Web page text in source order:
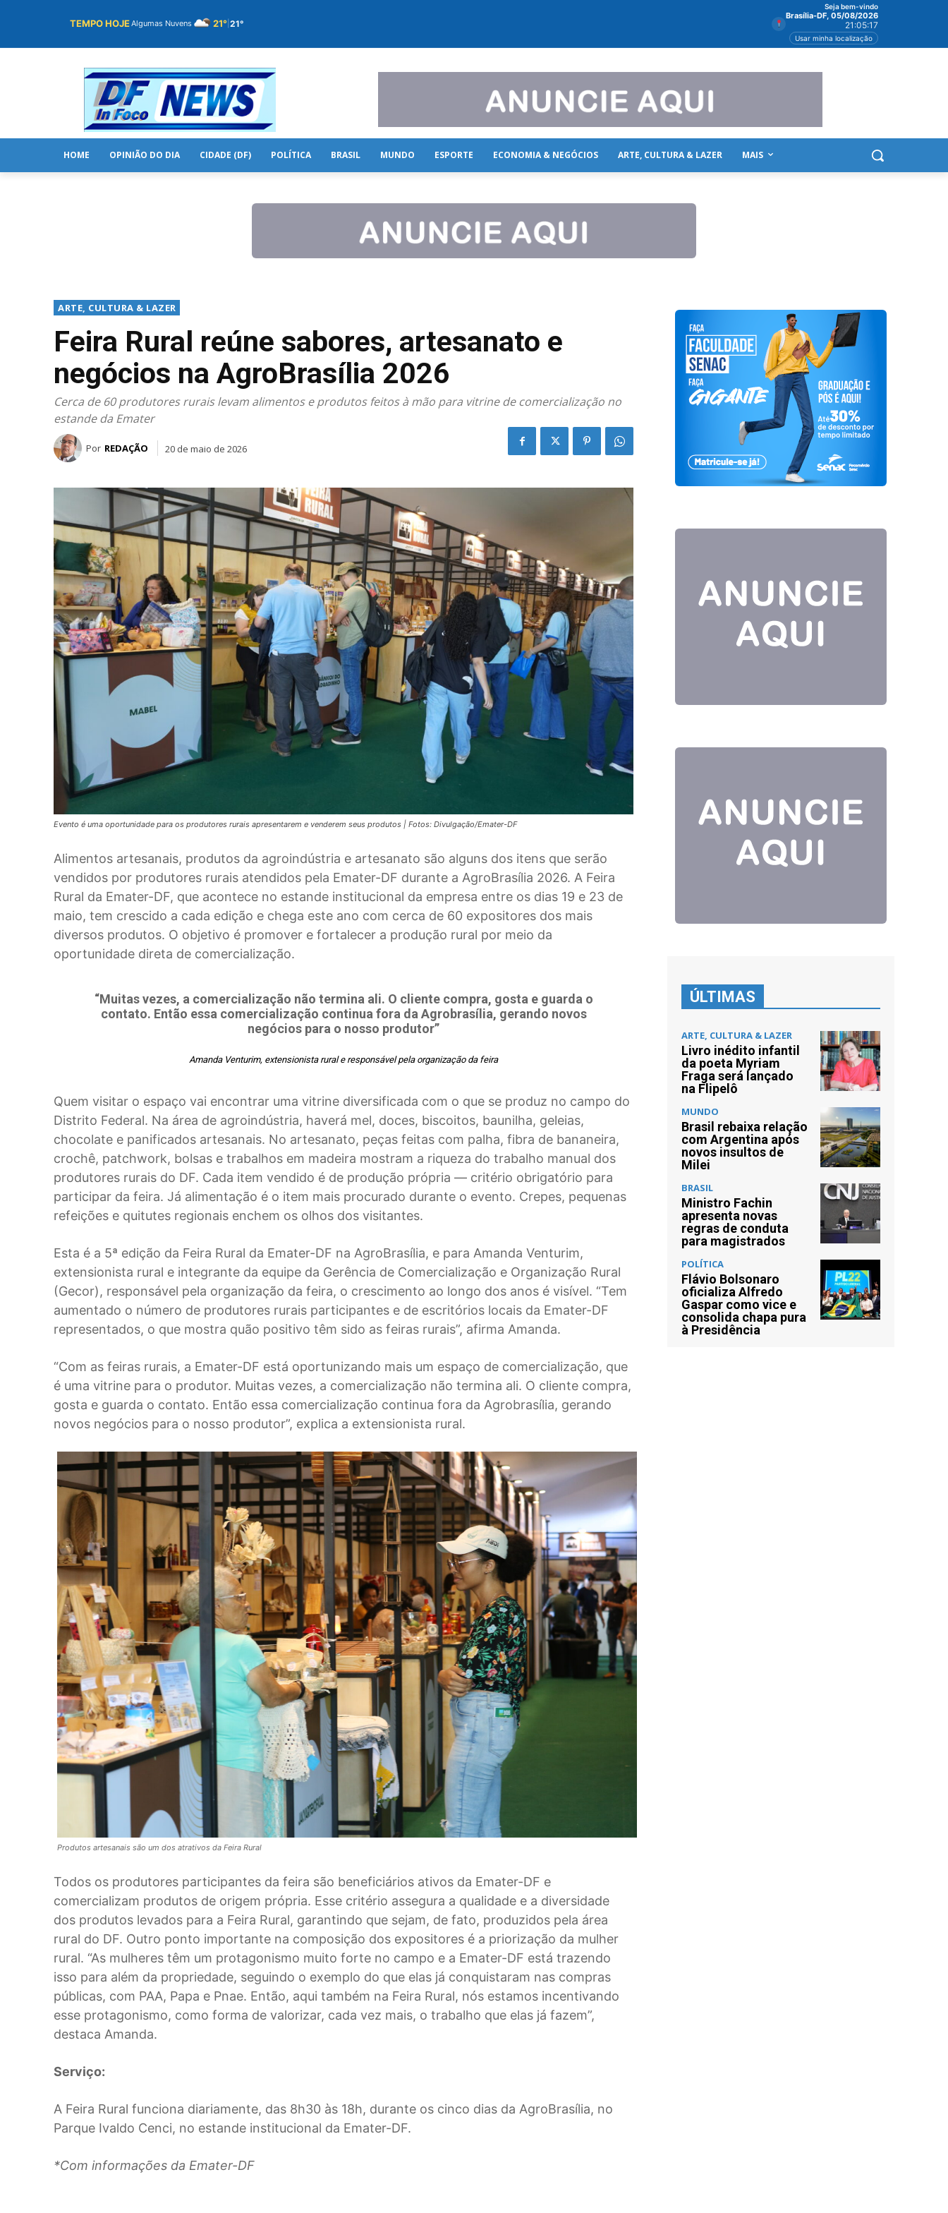
TEMPO HOJEAlgumas Nuvens 21° 21°
Seja bem-vindo
Brasília-DF, 05/08/2026
21:05:18
Usar minha localização
HOME OPINIÃO DO DIA CIDADE (DF) POLÍTICA BRASIL MUNDO ESPORTE ECONOMIA & NEGÓCIOS ARTE, CULTURA & LAZER MAIS
ARTE, CULTURA & LAZER
Feira Rural reúne sabores, artesanato e
negócios na AgroBrasília 2026
Cerca de 60 produtores rurais levam alimentos e produtos feitos à mão para vitrine de comercialização no
estande da Emater
Por REDAÇÃO 20 de maio de 2026
Evento é uma oportunidade para os produtores rurais apresentarem e venderem seus produtos | Fotos: Divulgação/Emater-DF
Alimentos artesanais, produtos da agroindústria e artesanato são alguns dos itens que serão
vendidos por produtores rurais atendidos pela Emater-DF durante a AgroBrasília 2026. A Feira
Rural da Emater-DF, que acontece no estande institucional da empresa entre os dias 19 e 23 de
maio, tem crescido a cada edição e chega este ano com cerca de 60 expositores dos mais
diversos produtos. O objetivo é promover e fortalecer a produção rural por meio da
oportunidade direta de comercialização.
“Muitas vezes, a comercialização não termina ali. O cliente compra, gosta e guarda o
contato. Então essa comercialização continua fora da Agrobrasília, gerando novos
negócios para o nosso produtor”
Amanda Venturim, extensionista rural e responsável pela organização da feira
Quem visitar o espaço vai encontrar uma vitrine diversificada com o que se produz no campo do
Distrito Federal. Na área de agroindústria, haverá mel, doces, biscoitos, baunilha, geleias,
chocolate e panificados artesanais. No artesanato, peças feitas com palha, fibra de bananeira,
crochê, patchwork, bolsas e trabalhos em madeira mostram a riqueza do trabalho manual dos
produtores rurais do DF. Cada item vendido é de produção própria — critério obrigatório para
participar da feira. Já alimentação é o item mais procurado durante o evento. Crepes, pequenas
refeições e quitutes regionais enchem os olhos dos visitantes.
Esta é a 5ª edição da Feira Rural da Emater-DF na AgroBrasília, e para Amanda Venturim,
extensionista rural e integrante da equipe da Gerência de Comercialização e Organização Rural
(Gecor), responsável pela organização da feira, o crescimento ao longo dos anos é visível. “Tem
aumentado o número de produtores rurais participantes e de escritórios locais da Emater-DF
representados, o que mostra quão positivo têm sido as feiras rurais”, afirma Amanda.
“Com as feiras rurais, a Emater-DF está oportunizando mais um espaço de comercialização, que
é uma vitrine para o produtor. Muitas vezes, a comercialização não termina ali. O cliente compra,
gosta e guarda o contato. Então essa comercialização continua fora da Agrobrasília, gerando
novos negócios para o nosso produtor”, explica a extensionista rural.
Produtos artesanais são um dos atrativos da Feira Rural
Todos os produtores participantes da feira são beneficiários ativos da Emater-DF e
comercializam produtos de origem própria. Esse critério assegura a qualidade e a diversidade
dos produtos levados para a Feira Rural, garantindo que sejam, de fato, produzidos pela área
rural do DF. Outro ponto importante na composição dos expositores é a priorização da mulher
rural. “As mulheres têm um protagonismo muito forte no campo e a Emater-DF está trazendo
isso para além da propriedade, seguindo o exemplo do que elas já conquistaram nas compras
públicas, com PAA, Papa e Pnae. Então, aqui também na Feira Rural, nós estamos incentivando
esse protagonismo, como forma de valorizar, cada vez mais, o trabalho que elas já fazem”,
destaca Amanda.
Serviço:
A Feira Rural funciona diariamente, das 8h30 às 18h, durante os cinco dias da AgroBrasília, no
Parque Ivaldo Cenci, no estande institucional da Emater-DF.
*Com informações da Emater-DF
ÚLTIMAS
ARTE, CULTURA & LAZER
Livro inédito infantil
da poeta Myriam
Fraga será lançado
na Flipelô
MUNDO
Brasil rebaixa relação
com Argentina após
novos insultos de
Milei
BRASIL
Ministro Fachin
apresenta novas
regras de conduta
para magistrados
POLÍTICA
Flávio Bolsonaro
oficializa Alfredo
Gaspar como vice e
consolida chapa pura
à Presidência